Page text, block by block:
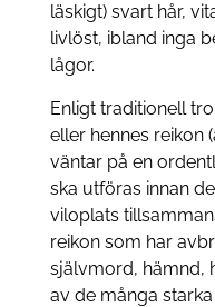
läskigt) svart hår,
livlöst, ibland inga
lågor.
Enligt traditionell
eller hennes reikon
väntar på en
ska utföras innan
viloplats
reikon som har
självmord, hämnd,
av de många